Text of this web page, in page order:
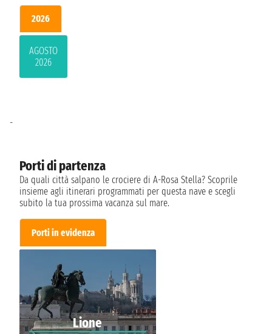
2026
AGOSTO
2026
Porti di partenza
Da quali città salpano le crociere di A-Rosa Stella? Scoprile
insieme agli itinerari programmati per questa nave e scegli
subito la tua prossima vacanza sul mare.
Porti in evidenza
Lione
-